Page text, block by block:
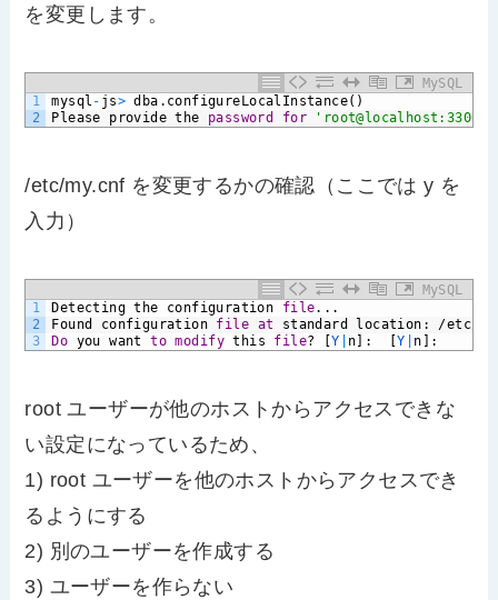
を変更します。
MySQL
1
2
mysql - js> dba.configureLocalInstance()
Please
provide the password for 'root@localhost:3306'
/etc/my.cnf を変更するかの確認（ここでは y を
入力）
MySQL
1
2
3
Detecting the configuration file...
Found
configuration file at standard location: /etc
Do you want to modify this file? [Y n]: [Y n]:
root ユーザーが他のホストからアクセスできな
い設定になっているため、
1) root ユーザーを他のホストからアクセスでき
るようにする
2) 別のユーザーを作成する
3) ユーザーを作らない